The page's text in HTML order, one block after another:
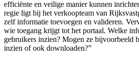
efficiënte en veilige manier kunnen
regie ligt bij het verkoopteam van
zelf informatie toevoegen en valideren.
wie toegang krijgt tot het portaal. Welke
gebruikers inzien? Mogen ze bijvoorbeeld
inzien of ook downloaden?”